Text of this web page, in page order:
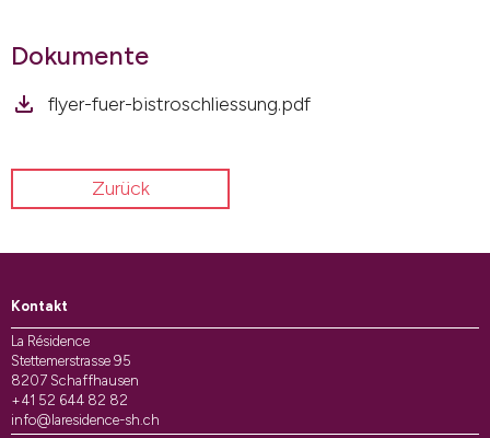
Dokumente
flyer-fuer-bistroschliessung.pdf
Zurück
Kontakt
La Résidence
Stettemerstrasse 95
8207 Schaffhausen
+41 52 644 82 82
info@laresidence-sh.ch